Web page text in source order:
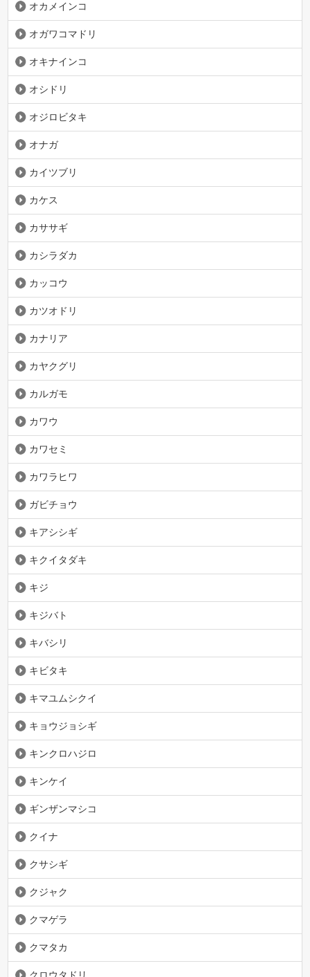
オカメインコ
オガワコマドリ
オキナインコ
オシドリ
オジロビタキ
オナガ
カイツブリ
カケス
カササギ
カシラダカ
カッコウ
カツオドリ
カナリア
カヤクグリ
カルガモ
カワウ
カワセミ
カワラヒワ
ガビチョウ
キアシシギ
キクイタダキ
キジ
キジバト
キバシリ
キビタキ
キマユムシクイ
キョウジョシギ
キンクロハジロ
キンケイ
ギンザンマシコ
クイナ
クサシギ
クジャク
クマゲラ
クマタカ